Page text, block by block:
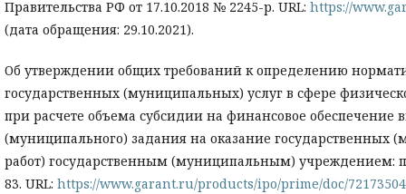
Правительства РФ от 17.10.2018 № 2245-р. URL: https://
(дата обращения: 29.10.2021).
Об утверждении общих требований к определению
государственных (муниципальных) услуг в сфере
при расчете объема субсидии на финансовое обеспечение
(муниципального) задания на оказание государственных
работ) государственным (муниципальным) учреждением:
83. URL: https://www.garant.ru/products/ipo/prime/doc/